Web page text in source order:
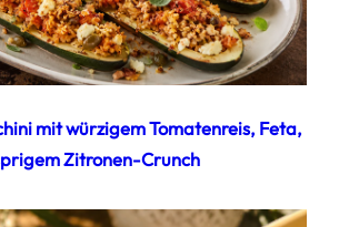
mit würzigem Tomatenreis, Feta,
Zitronen-Crunch